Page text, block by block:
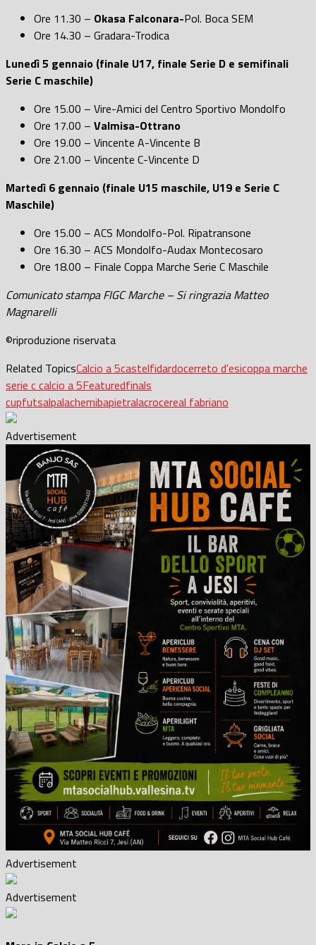
Ore 11.30 – Okasa Falconara-Pol. Boca SEM
Ore 14.30 – Gradara-Trodica
Lunedì 5 gennaio (finale U17, finale Serie D e semifinali
Serie C maschile)
Ore 15.00 – Vire-Amici del Centro Sportivo Mondolfo
Ore 17.00 – Valmisa-Ottrano
Ore 19.00 – Vincente A-Vincente B
Ore 21.00 – Vincente C-Vincente D
Martedì 6 gennaio (finale U15 maschile, U19 e Serie C
Maschile)
Ore 15.00 – ACS Mondolfo-Pol. Ripatransone
Ore 16.30 – ACS Mondolfo-Audax Montecosaro
Ore 18.00 – Finale Coppa Marche Serie C Maschile
Comunicato stampa FIGC Marche – Si ringrazia Matteo
Magnarelli
©riproduzione riservata
Related TopicsCalcio a 5castelfidardocerreto d'esicoppa marche
serie c calcio a 5Featuredfinals
cupfutsalpalachemibapietralacrocereal fabriano
Advertisement
Advertisement
Advertisement